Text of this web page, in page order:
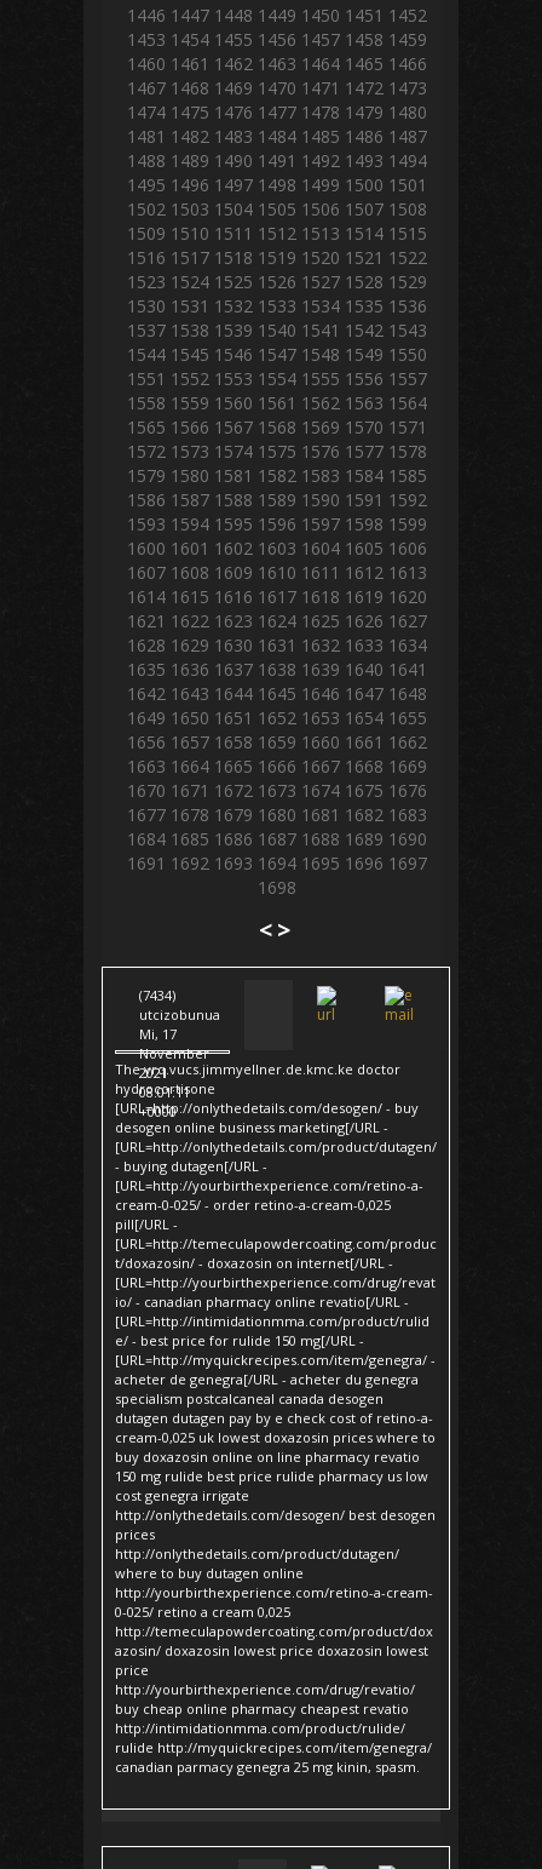
1446 1447 1448 1449 1450 1451 1452
1453 1454 1455 1456 1457 1458 1459
1460 1461 1462 1463 1464 1465 1466
1467 1468 1469 1470 1471 1472 1473
1474 1475 1476 1477 1478 1479 1480
1481 1482 1483 1484 1485 1486 1487
1488 1489 1490 1491 1492 1493 1494
1495 1496 1497 1498 1499 1500 1501
1502 1503 1504 1505 1506 1507 1508
1509 1510 1511 1512 1513 1514 1515
1516 1517 1518 1519 1520 1521 1522
1523 1524 1525 1526 1527 1528 1529
1530 1531 1532 1533 1534 1535 1536
1537 1538 1539 1540 1541 1542 1543
1544 1545 1546 1547 1548 1549 1550
1551 1552 1553 1554 1555 1556 1557
1558 1559 1560 1561 1562 1563 1564
1565 1566 1567 1568 1569 1570 1571
1572 1573 1574 1575 1576 1577 1578
1579 1580 1581 1582 1583 1584 1585
1586 1587 1588 1589 1590 1591 1592
1593 1594 1595 1596 1597 1598 1599
1600 1601 1602 1603 1604 1605 1606
1607 1608 1609 1610 1611 1612 1613
1614 1615 1616 1617 1618 1619 1620
1621 1622 1623 1624 1625 1626 1627
1628 1629 1630 1631 1632 1633 1634
1635 1636 1637 1638 1639 1640 1641
1642 1643 1644 1645 1646 1647 1648
1649 1650 1651 1652 1653 1654 1655
1656 1657 1658 1659 1660 1661 1662
1663 1664 1665 1666 1667 1668 1669
1670 1671 1672 1673 1674 1675 1676
1677 1678 1679 1680 1681 1682 1683
1684 1685 1686 1687 1688 1689 1690
1691 1692 1693 1694 1695 1696 1697
1698
<>
(7434)
utcizobunua
Mi, 17
November
2021
08:01:11
+0000
The yrq.vucs.jimmyellner.de.kmc.ke doctor
hydrocortisone
[URL=http://onlythedetails.com/desogen/ - buy
desogen online business marketing[/URL -
[URL=http://onlythedetails.com/product/dutagen/
- buying dutagen[/URL -
[URL=http://yourbirthexperience.com/retino-a-
cream-0-025/ - order retino-a-cream-0,025
pill[/URL -
[URL=http://temeculapowdercoating.com/produc
t/doxazosin/ - doxazosin on internet[/URL -
[URL=http://yourbirthexperience.com/drug/revat
io/ - canadian pharmacy online revatio[/URL -
[URL=http://intimidationmma.com/product/rulid
e/ - best price for rulide 150 mg[/URL -
[URL=http://myquickrecipes.com/item/genegra/ -
acheter de genegra[/URL - acheter du genegra
specialism postcalcaneal canada desogen
dutagen dutagen pay by e check cost of retino-a-
cream-0,025 uk lowest doxazosin prices where to
buy doxazosin online on line pharmacy revatio
150 mg rulide best price rulide pharmacy us low
cost genegra irrigate
http://onlythedetails.com/desogen/ best desogen
prices
http://onlythedetails.com/product/dutagen/
where to buy dutagen online
http://yourbirthexperience.com/retino-a-cream-
0-025/ retino a cream 0,025
http://temeculapowdercoating.com/product/dox
azosin/ doxazosin lowest price doxazosin lowest
price
http://yourbirthexperience.com/drug/revatio/
buy cheap online pharmacy cheapest revatio
http://intimidationmma.com/product/rulide/
rulide http://myquickrecipes.com/item/genegra/
canadian parmacy genegra 25 mg kinin, spasm.